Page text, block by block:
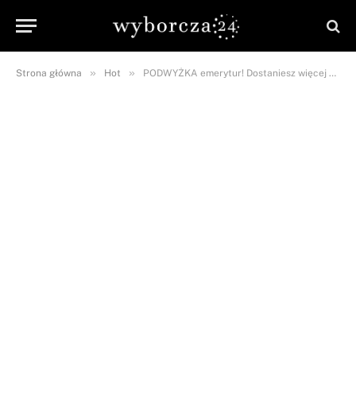
Strona główna » Hot » PODWYŻKA emerytur! Dostaniesz więcej o minimum…